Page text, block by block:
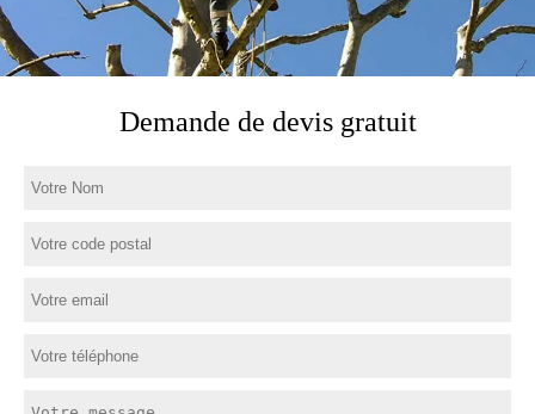
Demande de devis gratuit